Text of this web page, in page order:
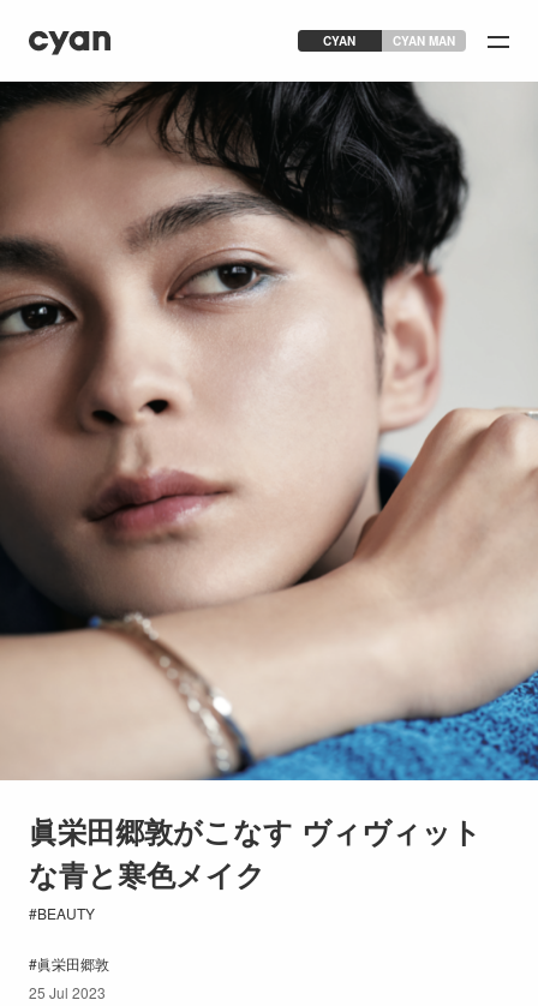
CYAN CYAN MAN
眞栄田郷敦がこなす ヴィヴィット
な青と寒色メイク
BEAUTY
眞栄田郷敦
25 Jul 2023